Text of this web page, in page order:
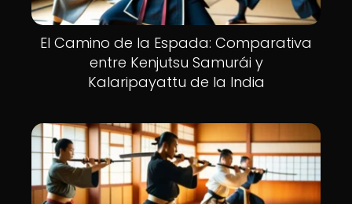
El Camino de la Espada: Comparativa
entre Kenjutsu Samurái y
Kalaripayattu de la India